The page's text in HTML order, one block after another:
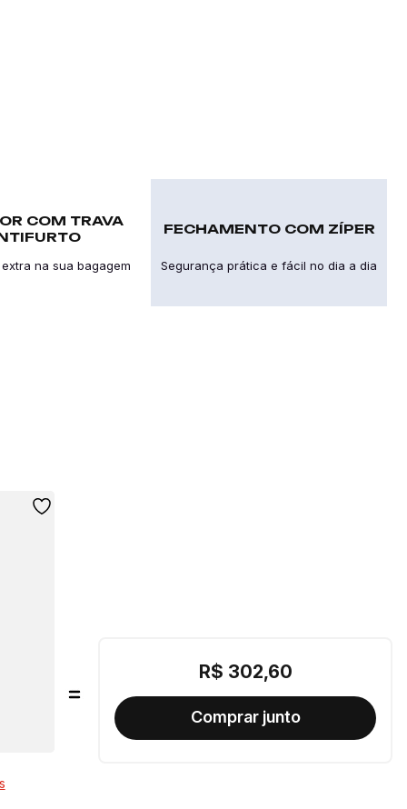
COM TRAVA
na sua bagagem
FECHAMENTO COM ZÍPER
Segurança prática e fácil no dia a dia
R$ 302,60